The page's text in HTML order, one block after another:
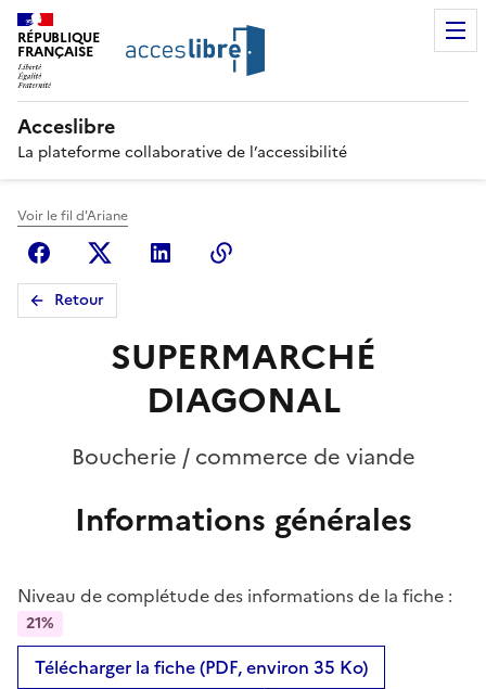
RÉPUBLIQUE
FRANÇAISE
Acceslibre
La plateforme collaborative de l’accessibilité
Voir le fil d'Ariane
FacebookX (anciennement Twitter)
Linkedin
Retour
SUPERMARCHÉ
DIAGONAL
Boucherie / commerce de viande
Informations générales
Niveau de complétude des informations de la fiche :
21%
Télécharger la fiche (PDF, environ 35 Ko)